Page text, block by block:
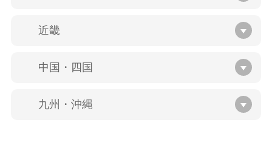
近畿
中国・四国
九州・沖縄